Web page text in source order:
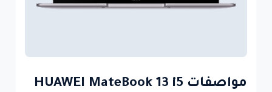
مواصفات HUAWEI MateBook 13 i5